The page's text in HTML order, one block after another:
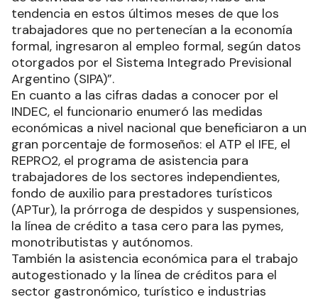
tendencia en estos últimos meses de que los
trabajadores que no pertenecían a la economía
formal, ingresaron al empleo formal, según datos
otorgados por el Sistema Integrado Previsional
Argentino (SIPA)”.
En cuanto a las cifras dadas a conocer por el
INDEC, el funcionario enumeró las medidas
económicas a nivel nacional que beneficiaron a un
gran porcentaje de formoseños: el ATP el IFE, el
REPRO2, el programa de asistencia para
trabajadores de los sectores independientes,
fondo de auxilio para prestadores turísticos
(APTur), la prórroga de despidos y suspensiones,
la línea de crédito a tasa cero para las pymes,
monotributistas y autónomos.
También la asistencia económica para el trabajo
autogestionado y la línea de créditos para el
sector gastronómico, turístico e industrias